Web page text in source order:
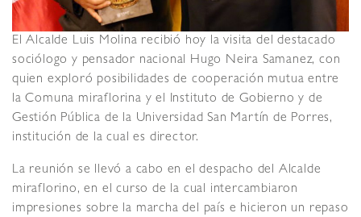
El Alcalde Luis Molina recibió hoy la visita del destacado
sociólogo y pensador nacional Hugo Neira Samanez, con
quien exploró posibilidades de cooperación mutua entre
la Comuna miraflorina y el Instituto de Gobierno y de
Gestión Pública de la Universidad San Martín de Porres,
institución de la cual es director.
La reunión se llevó a cabo en el despacho del Alcalde
miraflorino, en el curso de la cual intercambiaron
impresiones sobre la marcha del país e hicieron un repaso